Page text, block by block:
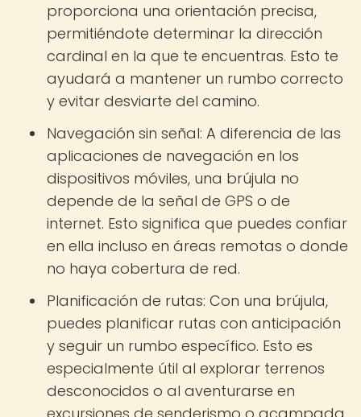
proporciona una orientación precisa,
permitiéndote determinar la dirección
cardinal en la que te encuentras. Esto te
ayudará a mantener un rumbo correcto
y evitar desviarte del camino.
Navegación sin señal: A diferencia de las
aplicaciones de navegación en los
dispositivos móviles, una brújula no
depende de la señal de GPS o de
internet. Esto significa que puedes confiar
en ella incluso en áreas remotas o donde
no haya cobertura de red.
Planificación de rutas: Con una brújula,
puedes planificar rutas con anticipación
y seguir un rumbo específico. Esto es
especialmente útil al explorar terrenos
desconocidos o al aventurarse en